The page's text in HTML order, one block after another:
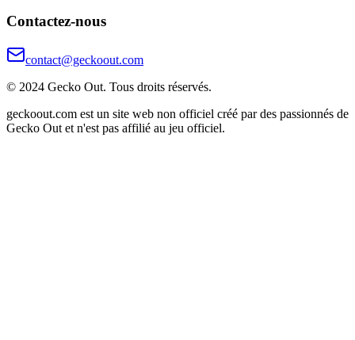
Contactez-nous
contact@geckoout.com
© 2024 Gecko Out. Tous droits réservés.
geckoout.com est un site web non officiel créé par des passionnés de
Gecko Out et n'est pas affilié au jeu officiel.